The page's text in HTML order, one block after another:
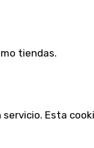
tiendas.
servicio. Esta